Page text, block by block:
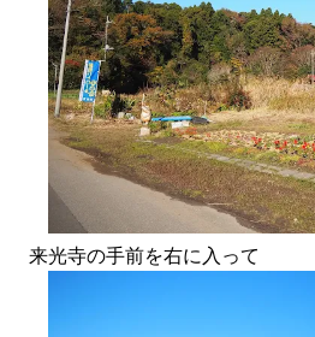
来光寺の手前を右に入って